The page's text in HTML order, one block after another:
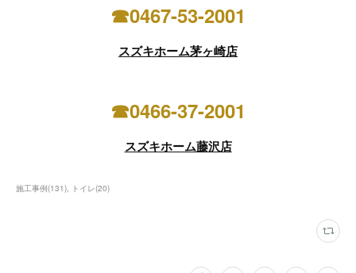
☎0467-53-2001
スズキホーム茅ヶ崎店
☎0466-37-2001
スズキホーム藤沢店
施工事例(131) トイレ(20)